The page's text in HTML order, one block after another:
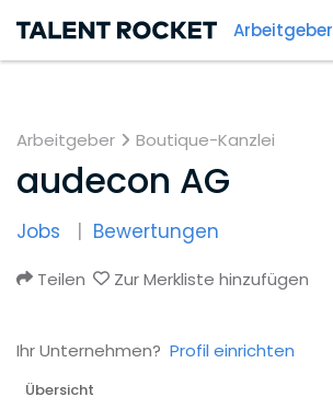
Arbeitgeber
Arbeitgeber Boutique-Kanzlei
audecon AG
Jobs Bewertungen
Teilen Zur Merkliste hinzufügen
Ihr Unternehmen? Profil einrichten
Übersicht